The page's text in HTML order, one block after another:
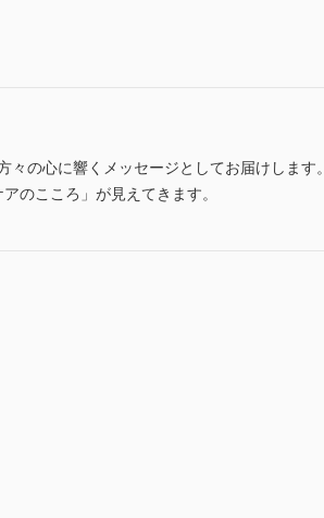
の心に響くメッセージとしてお届けします。
のこころ」が見えてきます。